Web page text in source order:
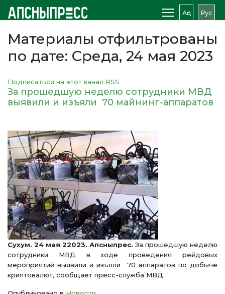
Аԥс Рус
Материалы отфильтрованы
по дате: Среда, 24 мая 2023
Подписаться на этот канал RSS
За прошедшую неделю сотрудники МВД
выявили и изъяли 70 майнинг-аппаратов
Сухум. 24 мая 22023. Апсныпрес. За прошедшую неделю
сотрудники МВД в ходе проведения рейдовых
мероприятий выявили и изъяли 70 аппаратов по добыче
криптовалют, сообщает пресс-служба МВД.